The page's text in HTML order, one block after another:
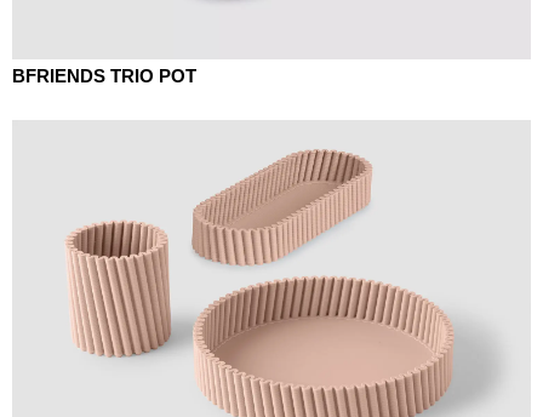
BFRIENDS TRIO POT